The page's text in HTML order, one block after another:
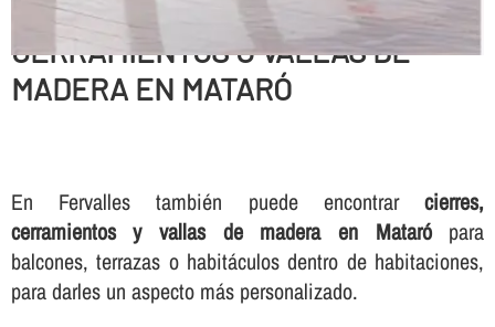
CERRAMIENTOS O VALLAS DE
MADERA EN MATARÓ
En Fervalles también puede encontrarcierres,
cerramientos y vallas de madera en Matarópara
balcones, terrazas o habitáculos dentro de habitaciones,
para darles un aspecto más personalizado.